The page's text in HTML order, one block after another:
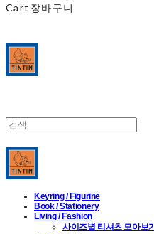
Cart 장바구니
Keyring / Figurine
Book / Stationery
Living / Fashion
사이즈별 티셔츠 모아보기